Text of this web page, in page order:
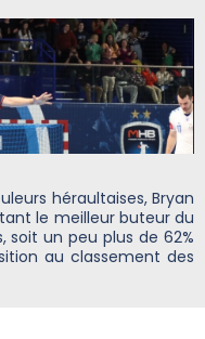
héraultaises, Bryan
le meilleur buteur du
soit un peu plus de 62%
au classement des